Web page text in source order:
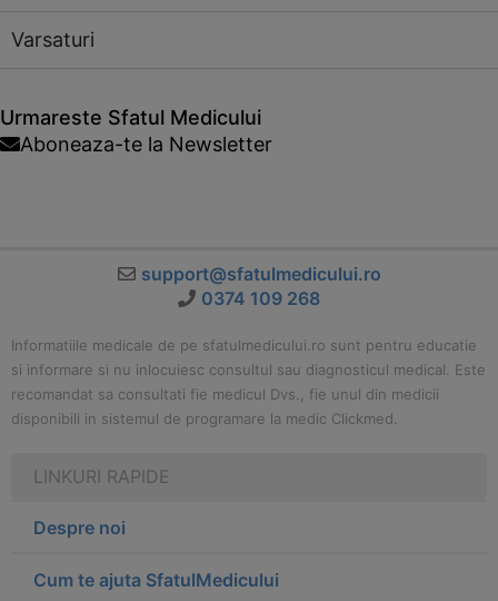
Varsaturi
Urmareste Sfatul Medicului
Aboneaza-te la Newsletter
support@sfatulmedicului.ro
0374 109 268
Informatiile medicale de pe sfatulmedicului.ro sunt pentru educatie
si informare si nu inlocuiesc consultul sau diagnosticul medical. Este
recomandat sa consultati fie medicul Dvs., fie unul din medicii
disponibili in sistemul de programare la medic Clickmed.
LINKURI RAPIDE
Despre noi
Cum te ajuta SfatulMedicului